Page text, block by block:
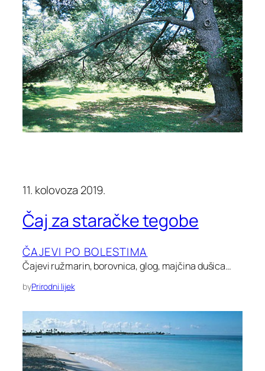
11. kolovoza 2019.
Čaj za staračke tegobe
ČAJEVI PO BOLESTIMA
Čajevi ružmarin, borovnica, glog, majčina dušica…
byPrirodni lijek